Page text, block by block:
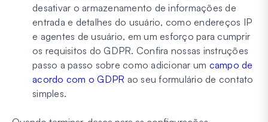
desativar o armazenamento de informações de
entrada e detalhes do usuário, como endereços IP
e agentes de usuário, em um esforço para cumprir
os requisitos do GDPR. Confira nossas instruções
passo a passo sobre como adicionar um campo de
acordo com o GDPR ao seu formulário de contato
simples.